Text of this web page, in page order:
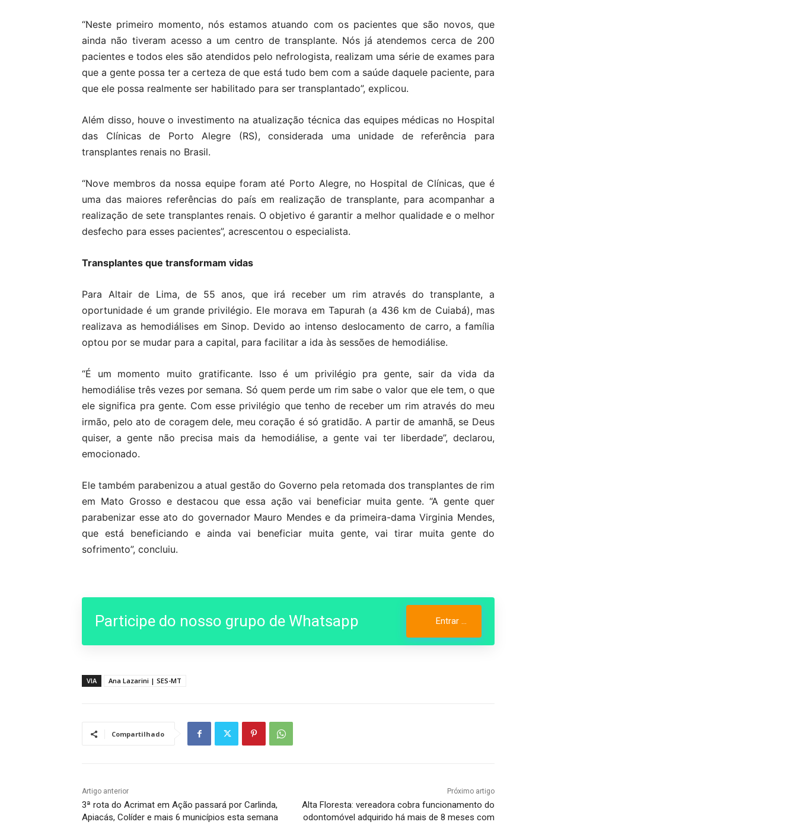
“Neste primeiro momento, nós estamos atuando com os pacientes que são novos, que
ainda não tiveram acesso a um centro de transplante. Nós já atendemos cerca de 200
pacientes e todos eles são atendidos pelo nefrologista, realizam uma série de exames para
que a gente possa ter a certeza de que está tudo bem com a saúde daquele paciente, para
que ele possa realmente ser habilitado para ser transplantado”, explicou.
Além disso, houve o investimento na atualização técnica das equipes médicas no Hospital
das Clínicas de Porto Alegre (RS), considerada uma unidade de referência para
transplantes renais no Brasil.
“Nove membros da nossa equipe foram até Porto Alegre, no Hospital de Clínicas, que é
uma das maiores referências do país em realização de transplante, para acompanhar a
realização de sete transplantes renais. O objetivo é garantir a melhor qualidade e o melhor
desfecho para esses pacientes”, acrescentou o especialista.
Transplantes que transformam vidas
Para Altair de Lima, de 55 anos, que irá receber um rim através do transplante, a
oportunidade é um grande privilégio. Ele morava em Tapurah (a 436 km de Cuiabá), mas
realizava as hemodiálises em Sinop. Devido ao intenso deslocamento de carro, a família
optou por se mudar para a capital, para facilitar a ida às sessões de hemodiálise.
“É um momento muito gratificante. Isso é um privilégio pra gente, sair da vida da
hemodiálise três vezes por semana. Só quem perde um rim sabe o valor que ele tem, o que
ele significa pra gente. Com esse privilégio que tenho de receber um rim através do meu
irmão, pelo ato de coragem dele, meu coração é só gratidão. A partir de amanhã, se Deus
quiser, a gente não precisa mais da hemodiálise, a gente vai ter liberdade”, declarou,
emocionado.
Ele também parabenizou a atual gestão do Governo pela retomada dos transplantes de rim
em Mato Grosso e destacou que essa ação vai beneficiar muita gente. “A gente quer
parabenizar esse ato do governador Mauro Mendes e da primeira-dama Virginia Mendes,
que está beneficiando e ainda vai beneficiar muita gente, vai tirar muita gente do
sofrimento”, concluiu.
Participe do nosso grupo de Whatsapp Entrar no Grupo
VIA Ana Lazarini | SES-MT
Compartilhado
Artigo anterior
3ª rota do Acrimat em Ação passará por Carlinda,
Apiacás, Colíder e mais 6 municípios esta semana
Próximo artigo
Alta Floresta: vereadora cobra funcionamento do
odontomóvel adquirido há mais de 8 meses com